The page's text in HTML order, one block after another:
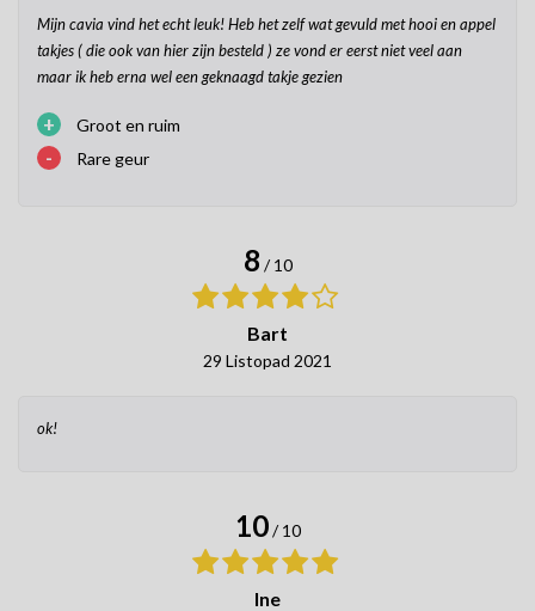
Mijn cavia vind het echt leuk! Heb het zelf wat gevuld met hooi en appel
takjes ( die ook van hier zijn besteld ) ze vond er eerst niet veel aan
maar ik heb erna wel een geknaagd takje gezien
+ Groot en ruim
- Rare geur
8 / 10
Bart
29 Listopad 2021
ok!
10 / 10
Ine